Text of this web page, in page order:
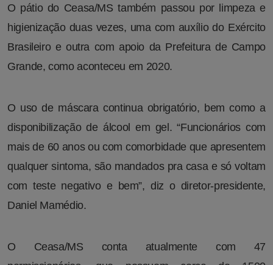
O pátio do Ceasa/MS também passou por limpeza e
higienização duas vezes, uma com auxílio do Exército
Brasileiro e outra com apoio da Prefeitura de Campo
Grande, como aconteceu em 2020.
O uso de máscara continua obrigatório, bem como a
disponibilização de álcool em gel. “Funcionários com
mais de 60 anos ou com comorbidade que apresentem
qualquer sintoma, são mandados pra casa e só voltam
com teste negativo e bem”, diz o diretor-presidente,
Daniel Mamédio.
O Ceasa/MS conta atualmente com 47